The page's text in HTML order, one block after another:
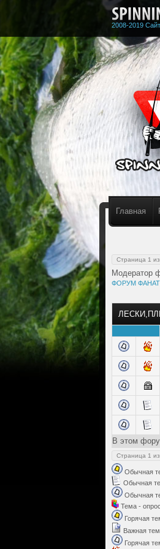
2008-2019
Главная
Страница 1 из
Модератор
ФОРУМ
В этом
Страница 1 из
Обычная
Обычная
Обычная
Тема - опрос
Горячая
Важная
Горячая